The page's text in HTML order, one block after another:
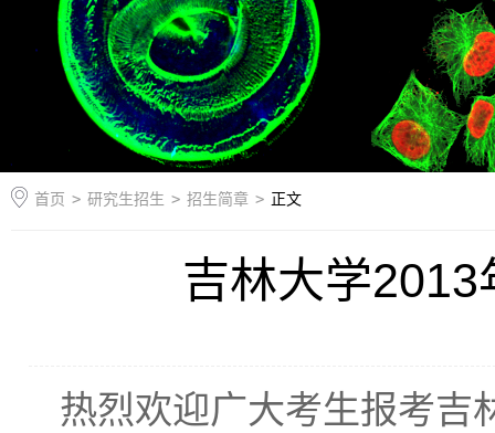
首页 > 研究生招生 > 招生简章 > 正文
吉林大学
热烈欢迎广大考生报考吉